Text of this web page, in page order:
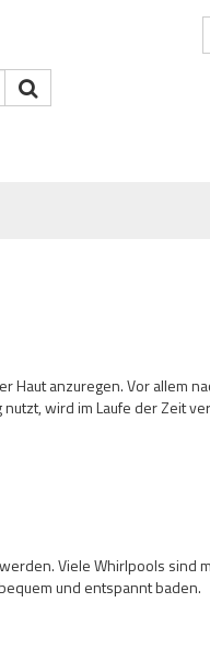
Haut anzuregen. Vor allem
wird im Laufe der Zeit
Viele Whirlpools sind
und entspannt baden.